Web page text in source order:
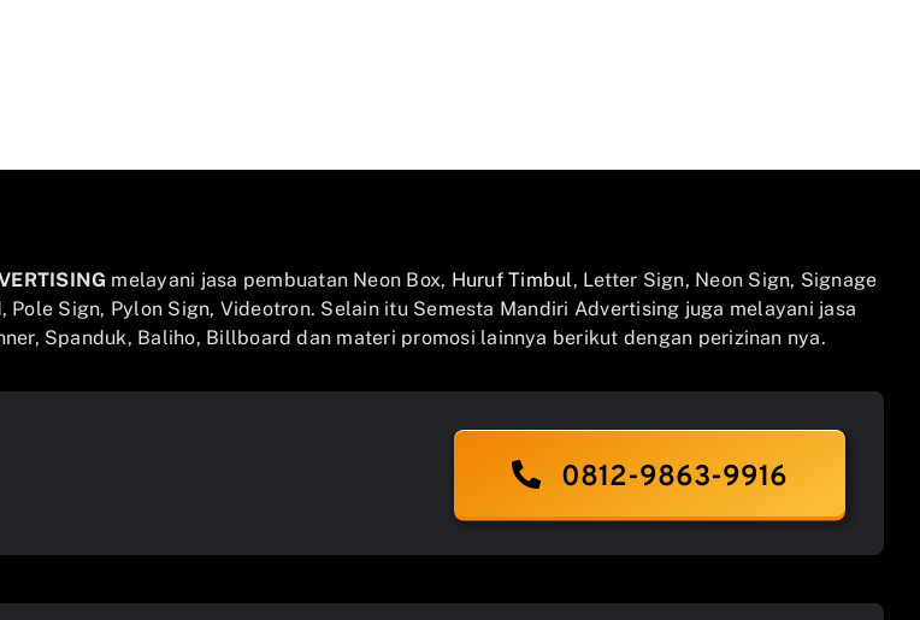
melayani jasa pembuatan Neon Box, Huruf Timbul, Letter Sign, Neon Sign, Signage
Sign, Pylon Sign, Videotron. Selain itu Semesta Mandiri Advertising juga melayani jasa
Spanduk, Baliho, Billboard dan materi promosi lainnya berikut dengan perizinan nya.
0812-9863-9916